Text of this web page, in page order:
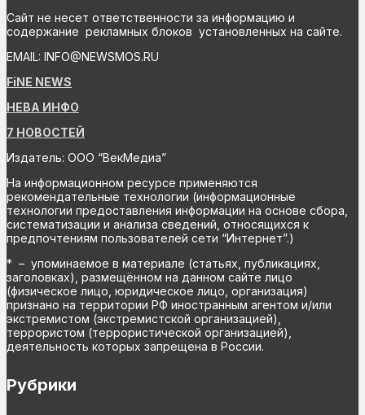
Сайт не несет ответственности за информацию и
содержание рекламных блоков установленных на сайте.
EMAIL: INFO@NEWSMOS.RU
FiNE NEWS
НЕВА ИНФО
7 НОВОСТЕЙ
Издатель: ООО “ВекМедиа”
На информационном ресурсе применяются
рекомендательные технологии (информационные
технологии предоставления информации на основе сбора,
систематизации и анализа сведений, относящихся к
предпочтениям пользователей сети “Интернет”.)
* – упоминаемое в материале (статьях, публикациях,
заголовках), размещённом на данном сайте лицо
(физическое лицо, юридическое лицо, организация)
признано на территории РФ иностранным агентом и/или
экстремистом (экстремистской организацией),
террористом (террористической организацией),
деятельность которых запрещена в России.
Рубрики